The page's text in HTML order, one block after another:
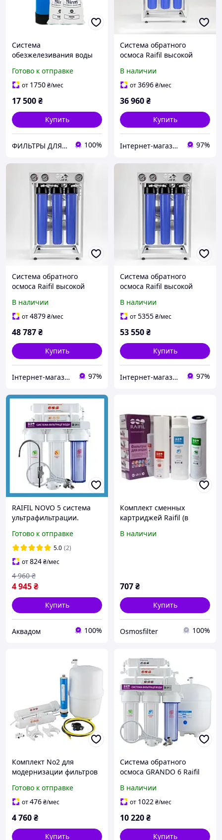
Система
обезжелезивания воды
Готово к отправке
от 1750₴/мес
17 500₴
Купить
ФИЛЬТРЫ ДЛЯ ВОДЫ ➤ Купить в Киеве и по всей Украине • интернет-магазин hydro.in.ua 100%
Система обратного
осмоса Raifil высокой
G 20" Slim
В наличии
от3696₴/мес
36 960₴
Купить
Інтернет-магазин "voda-plus" 97%
Система обратного
осмоса Raifil высокой
1200-G 20" Slim
В наличии
от4879₴/мес
48 787₴
Купить
Інтернет-магазин "voda-plus" 97%
Система обратного
осмоса Raifil высокой
1600-G 20" Slim
В наличии
от5355₴/мес
53 550₴
Купить
Інтернет-магазин "voda-plus" 97%
RAIFIL NOVO 5 система
ультрафильтрации.
Готово к отправке
5.0 (2)
от824₴/мес
4 945₴
4 960 ₴
Купить
Аквадом 100%
Комплект сменных
картриджей Raifil (в
систем обратного осмоса
В наличии
707₴
Купить
Osmosfilter 100%
Комплект No2 для
модернизации фильтров
систему обратного осмоса
Готово к отправке
от476₴/мес
4 760₴
Купить
Система обратного
осмоса GRANDO 6 Raifil
В наличии
от 1022₴/мес
10 220₴
Купить